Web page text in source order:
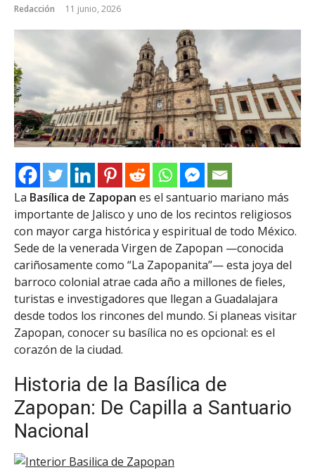
Redacción 11 junio, 2026
La Basílica de Zapopan es el santuario mariano más
importante de Jalisco y uno de los recintos religiosos
con mayor carga histórica y espiritual de todo México.
Sede de la venerada Virgen de Zapopan —conocida
cariñosamente como “La Zapopanita”— esta joya del
barroco colonial atrae cada año a millones de fieles,
turistas e investigadores que llegan a Guadalajara
desde todos los rincones del mundo. Si planeas visitar
Zapopan, conocer su basílica no es opcional: es el
corazón de la ciudad.
Historia de la Basílica de
Zapopan: De Capilla a Santuario
Nacional